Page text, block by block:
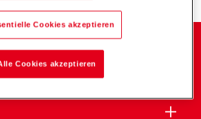
Cookies akzeptieren
Cookies akzeptieren